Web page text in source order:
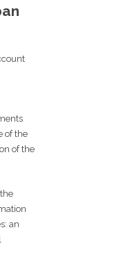
of the
of the
an